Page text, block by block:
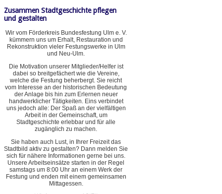
Zusammen Stadtgeschichte pflegen
und gestalten
Wir vom Förderkreis Bundesfestung Ulm e. V.
kümmern uns um Erhalt, Restauration und
Rekonstruktion vieler Festungswerke in Ulm
und Neu-Ulm.
Die Motivation unserer Mitglieder/Helfer ist
dabei so breitgefächert wie die Vereine,
welche die Festung beherbergt. Sie reicht
vom Interesse an der historischen Bedeutung
der Anlage bis hin zum Erlernen neuer
handwerklicher Tätigkeiten. Eins verbindet
uns jedoch alle: Der Spaß an der vielfältigen
Arbeit in der Gemeinschaft, um
Stadtgeschichte erlebbar und für alle
zugänglich zu machen.
Sie haben auch Lust, in Ihrer Freizeit das
Stadtbild aktiv zu gestalten? Dann melden Sie
sich für nähere Informationen gerne bei uns.
Unsere Arbeitseinsätze starten in der Regel
samstags um 8:00 Uhr an einem Werk der
Festung und enden mit einem gemeinsamen
Mittagessen.